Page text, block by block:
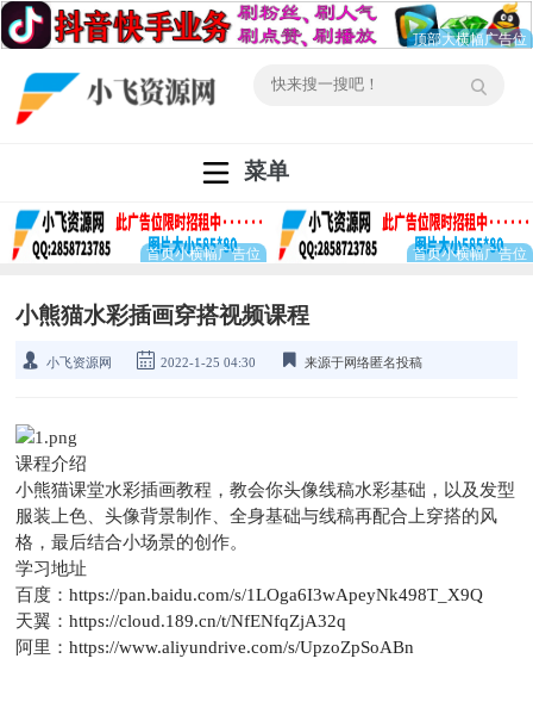
菜单
小熊猫水彩插画穿搭视频课程
小飞资源网 2022-1-25 04:30 来源于网络匿名投稿
课程介绍
小熊猫课堂水彩插画教程，教会你头像线稿水彩基础，以及发型
服装上色、头像背景制作、全身基础与线稿再配合上穿搭的风
格，最后结合小场景的创作。
学习地址
百度：https://pan.baidu.com/s/1LOga6I3wApeyNk498T_X9Q
天翼：https://cloud.189.cn/t/NfENfqZjA32q
阿里：https://www.aliyundrive.com/s/UpzoZpSoABn